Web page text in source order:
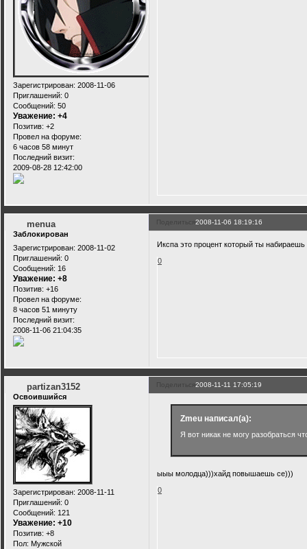
Зарегистрирован: 2008-11-06
Приглашений: 0
Сообщений: 50
Уважение: +4
Позитив: +2
Провел на форуме:
6 часов 58 минут
Последний визит:
2009-08-28 12:42:00
Поделиться2008-11-06 18:19:16
menua
Заблокирован
Зарегистрирован: 2008-11-02
Приглашений: 0
Сообщений: 16
Уважение: +8
Позитив: +16
Провел на форуме:
8 часов 51 минуту
Последний визит:
2008-11-06 21:04:35
Икспа это процент который ты
0
Поделиться2008-11-11 17:05:19
partizan3152
Освоившийся
Зарегистрирован: 2008-11-11
Приглашений: 0
Сообщений: 121
Уважение: +10
Позитив: +8
Пол: Мужской
Zmeu написал(а):
Я вот никак не могу разобраться
ыыы молодца)))хайд повышаешь се)))
0